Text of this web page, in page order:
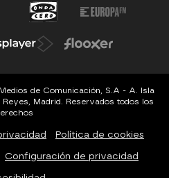
de Comunicación, S.A - A. Isla
Madrid. Reservados todos los
Política de cookies
Configuración de privacidad